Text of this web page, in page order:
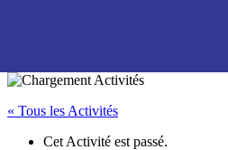
« Tous les Activités
Cet Activité est passé.